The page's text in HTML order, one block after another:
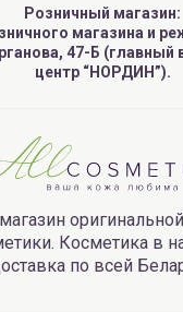
Розничный магазин:
магазина и
47-Б (главный
центр “НОРДИН”).
Косметика в
по всей